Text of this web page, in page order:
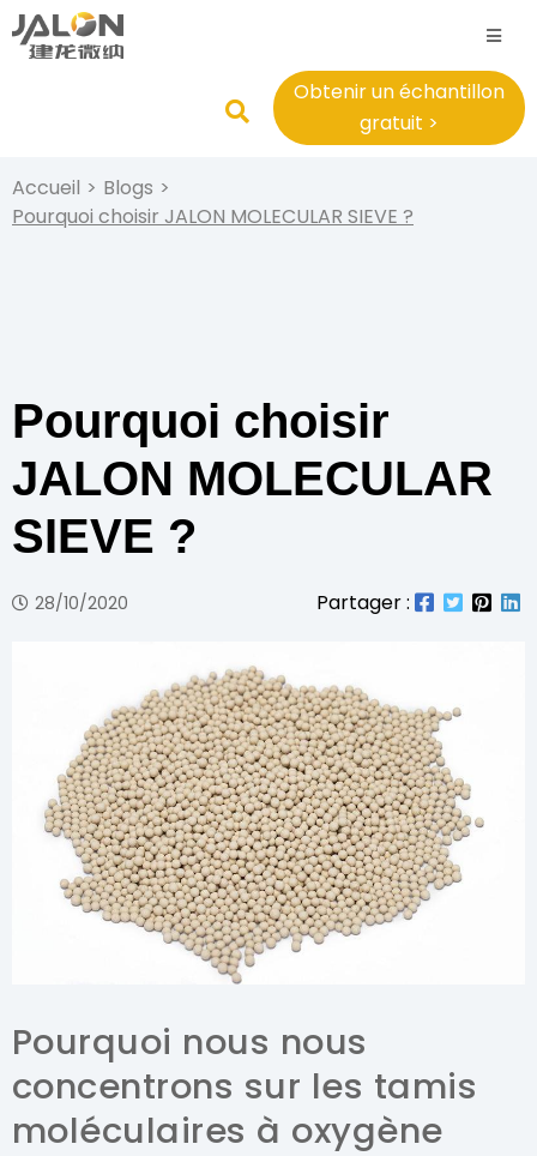
Obtenir un échantillon
gratuit >
Accueil > Blogs >
Pourquoi choisir JALON MOLECULAR SIEVE ?
Pourquoi choisir
JALON MOLECULAR
SIEVE ?
28/10/2020 Partager :
Pourquoi nous nous
concentrons sur les tamis
moléculaires à oxygène